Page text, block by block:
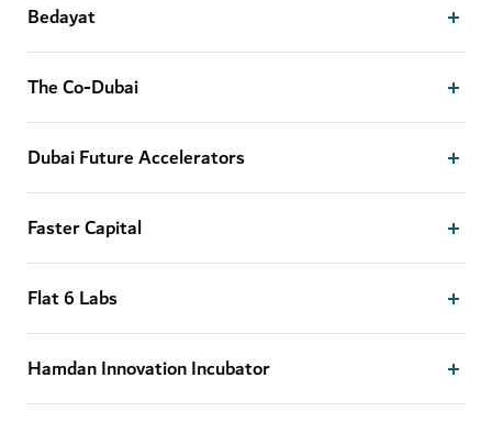
Bedayat
The Co-Dubai
Dubai Future Accelerators
Faster Capital
Flat 6 Labs
Hamdan Innovation Incubator